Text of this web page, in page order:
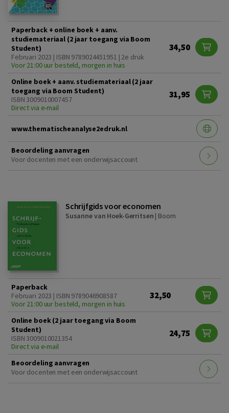
Paperback + online boek + aanv.
studiemateriaal (2 jaar toegang via Boom
Student)
Februari 2023 | ISBN 9789024451951 | 2e druk
Voor 21:00 uur besteld, morgen in huis
34,50
Online boek + aanv. studiemateriaal (2 jaar
toegang via Boom Student)
ISBN 3009010007457
Direct via e-mail
31,95
www.thematischeanalyse2edruk.nl
Beoordeling aanvragen
Voor docenten met een onderwijsaccount
Schrijfgids voor economen
Susanne van Hoek-Gerritsen | Boom
Paperback
Februari 2023 | ISBN 9789046908587
Voor 21:00 uur besteld, morgen in huis
32,50
Online boek (2 jaar toegang via Boom
Student)
ISBN 3009010021354
Direct via e-mail
24,75
Beoordeling aanvragen
Voor docenten met een onderwijsaccount